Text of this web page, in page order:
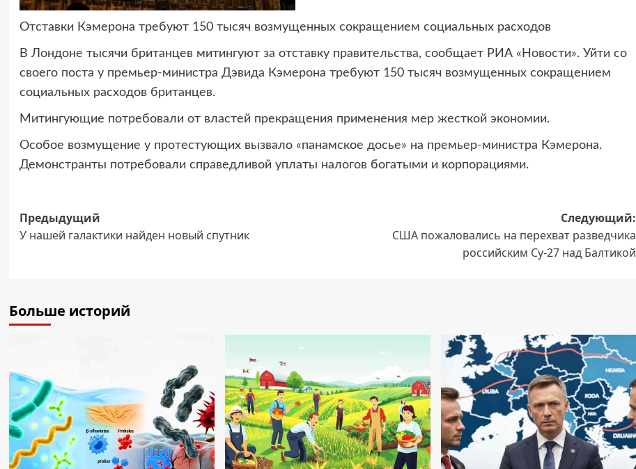
Отставки Кэмерона требуют 150 тысяч возмущенных сокращением социальных расходов
В Лондоне тысячи британцев митингуют за отставку правительства, сообщает РИА «Новости». Уйти со
своего поста у премьер-министра Дэвида Кэмерона требуют 150 тысяч возмущенных сокращением
социальных расходов британцев.
Митингующие потребовали от властей прекращения применения мер жесткой экономии.
Особое возмущение у протестующих вызвало «панамское досье» на премьер-министра Кэмерона.
Демонстранты потребовали справедливой уплаты налогов богатыми и корпорациями.
Навигация
записи
Предыдущий
У нашей галактики найден новый спутник
Следующий:
США пожаловались на перехват разведчика
российским Су-27 над Балтикой
Больше историй